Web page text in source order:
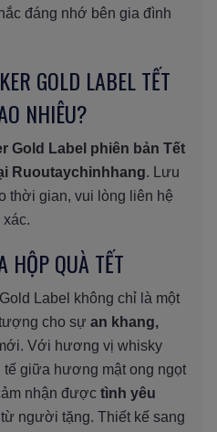
đáng nhớ bên gia đình
GOLD LABEL TẾT
NHIÊU?
Gold Label phiên bản Tết
Ruoutaychinhhang. Lưu
thời gian, vui lòng liên hệ
HỘP QUÀ TẾT
Label không chỉ là một
cho sự an khang,
Với hương vị whisky
giữa hương mật ong ngọt
nhận được tình yêu
từ người tặng. Thiết kế sang